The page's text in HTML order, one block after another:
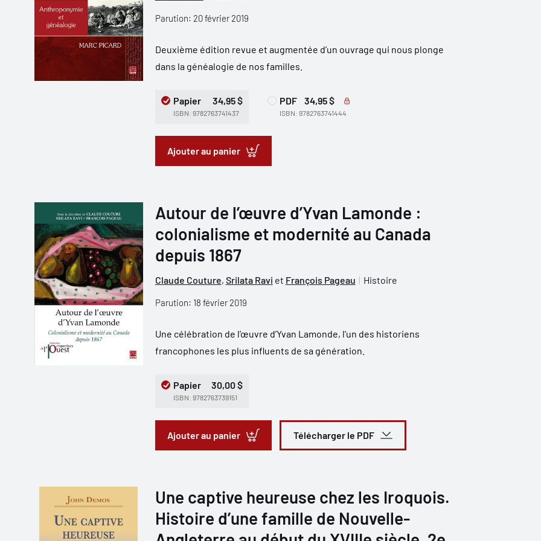
Parution: 20 février 2019
Deuxième édition revue et augmentée d’un ouvrage qui nous plonge
dans la généalogie de nos familles.
Papier 34,95 $
ISBN: 9782763741437
PDF 34,95 $
ISBN: 9782763741444
Ajouter au panier
Autour de l’œuvre d’Yvan Lamonde :
colonialisme et modernité au Canada
depuis 1867
Claude Couture, Srilata Ravi et François Pageau Histoire
Parution: 18 février 2019
Une célébration de l’œuvre d’Yvan Lamonde, l’un des historiens
francophones les plus influents de sa génération.
Papier 30,00 $
ISBN: 9782763739151
Ajouter au panier Télécharger le PDF
Une captive heureuse chez les Iroquois.
Histoire d’une famille de Nouvelle-